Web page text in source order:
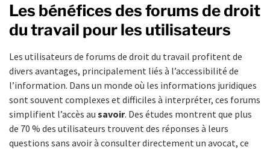
Les bénéfices des forums de droit
du travail pour les utilisateurs
Les utilisateurs de forums de droit du travail profitent de
divers avantages, principalement liés à l’accessibilité de
l’information. Dans un monde où les informations juridiques
sont souvent complexes et difficiles à interpréter, ces forums
simplifient l’accès au savoir. Des études montrent que plus
de 70 % des utilisateurs trouvent des réponses à leurs
questions sans avoir à consulter directement un avocat, ce